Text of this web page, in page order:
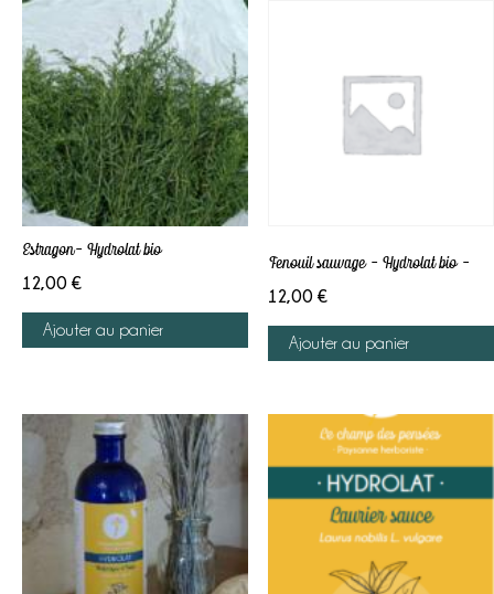
Estragon- Hydrolat bio
12,00 €
Ajouter au panier
Fenouil sauvage – Hydrolat bio –
12,00 €
Ajouter au panier